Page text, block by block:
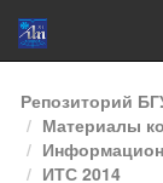
Skip
navigation
Репозиторий
Материалы
ИТС 2014